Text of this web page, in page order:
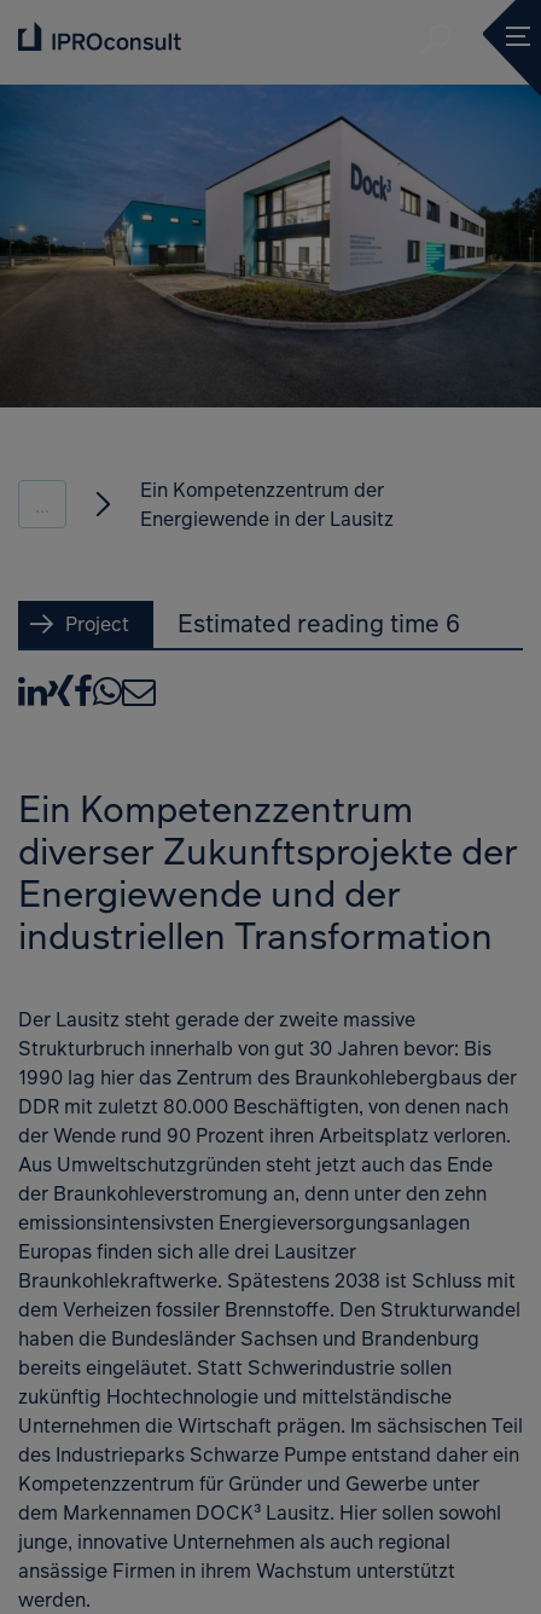
Submit
Submit
...
Ein Kompetenzzentrum der
Energiewende in der Lausitz
Project Estimated reading time 6
LinkedIn
XING
Facebook
WhatsApp
E-Mail
Ein Kompetenzzentrum
diverser Zukunftsprojekte der
Energiewende und der
industriellen Transformation
Der Lausitz steht gerade der zweite massive
Strukturbruch innerhalb von gut 30 Jahren bevor: Bis
1990 lag hier das Zentrum des Braunkohlebergbaus der
DDR mit zuletzt 80.000 Beschäftigten, von denen nach
der Wende rund 90 Prozent ihren Arbeitsplatz verloren.
Aus Umweltschutzgründen steht jetzt auch das Ende
der Braunkohleverstromung an, denn unter den zehn
emissionsintensivsten Energieversorgungsanlagen
Europas finden sich alle drei Lausitzer
Braunkohlekraftwerke. Spätestens 2038 ist Schluss mit
dem Verheizen fossiler Brennstoffe. Den Strukturwandel
haben die Bundesländer Sachsen und Brandenburg
bereits eingeläutet. Statt Schwerindustrie sollen
zukünftig Hochtechnologie und mittelständische
Unternehmen die Wirtschaft prägen. Im sächsischen Teil
des Industrieparks Schwarze Pumpe entstand daher ein
Kompetenzzentrum für Gründer und Gewerbe unter
dem Markennamen DOCK³ Lausitz. Hier sollen sowohl
junge, innovative Unternehmen als auch regional
ansässige Firmen in ihrem Wachstum unterstützt
werden.